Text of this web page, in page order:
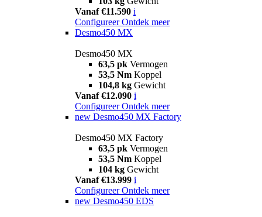
Vanaf €11.590 i
Configureer Ontdek meer
Desmo450 MX
Desmo450 MX
63,5 pk Vermogen
53,5 Nm Koppel
104,8 kg Gewicht
Vanaf €12.090 i
Configureer Ontdek meer
new Desmo450 MX Factory
Desmo450 MX Factory
63,5 pk Vermogen
53,5 Nm Koppel
104 kg Gewicht
Vanaf €13.999 i
Configureer Ontdek meer
new Desmo450 EDS